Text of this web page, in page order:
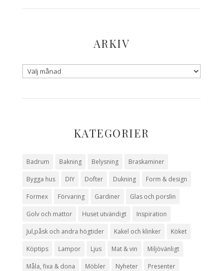
ARKIV
KATEGORIER
Badrum Bakning Belysning Braskaminer
Bygga hus DIY Dofter Dukning Form & design
Formex Förvaring Gardiner Glas och porslin
Golv och mattor Huset utvändigt Inspiration
Jul,påsk och andra högtider Kakel och klinker Köket
Köptips Lampor Ljus Mat & vin Miljövänligt
Måla, fixa & dona Möbler Nyheter Presenter